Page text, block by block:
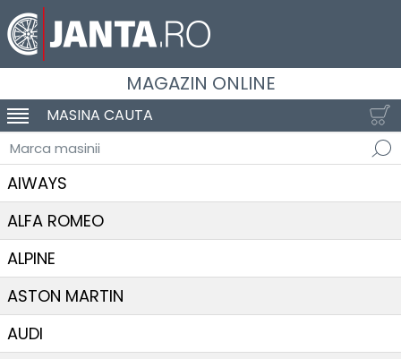
MAGAZIN ONLINE
SCHIMBA NAVIGAREA
MASINA CAUTA
Marca masinii
AIWAYS
ALFA ROMEO
ALPINE
ASTON MARTIN
AUDI